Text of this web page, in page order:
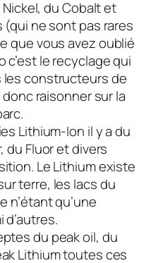
Nickel, du Cobalt et
ne sont pas rares
que vous avez oublié
c’est le recyclage qui
constructeurs de
raisonner sur la
Lithium-Ion il y a du
du Fluor et divers
Le Lithium existe
terre, les lacs du
n’étant qu’une
du peak oil, du
Lithium toutes ces